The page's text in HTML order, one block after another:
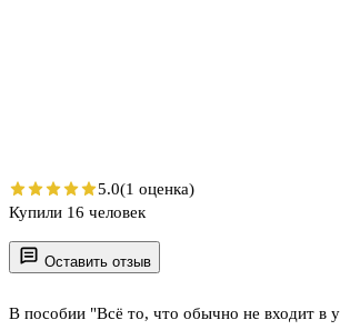
Оставить отзыв
В пособии "Всё то, что обычно не входит в
5.0(1 оценка)
Купили 16 человек